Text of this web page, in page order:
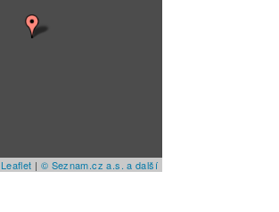
Leaflet | © Seznam.cz a.s. a další